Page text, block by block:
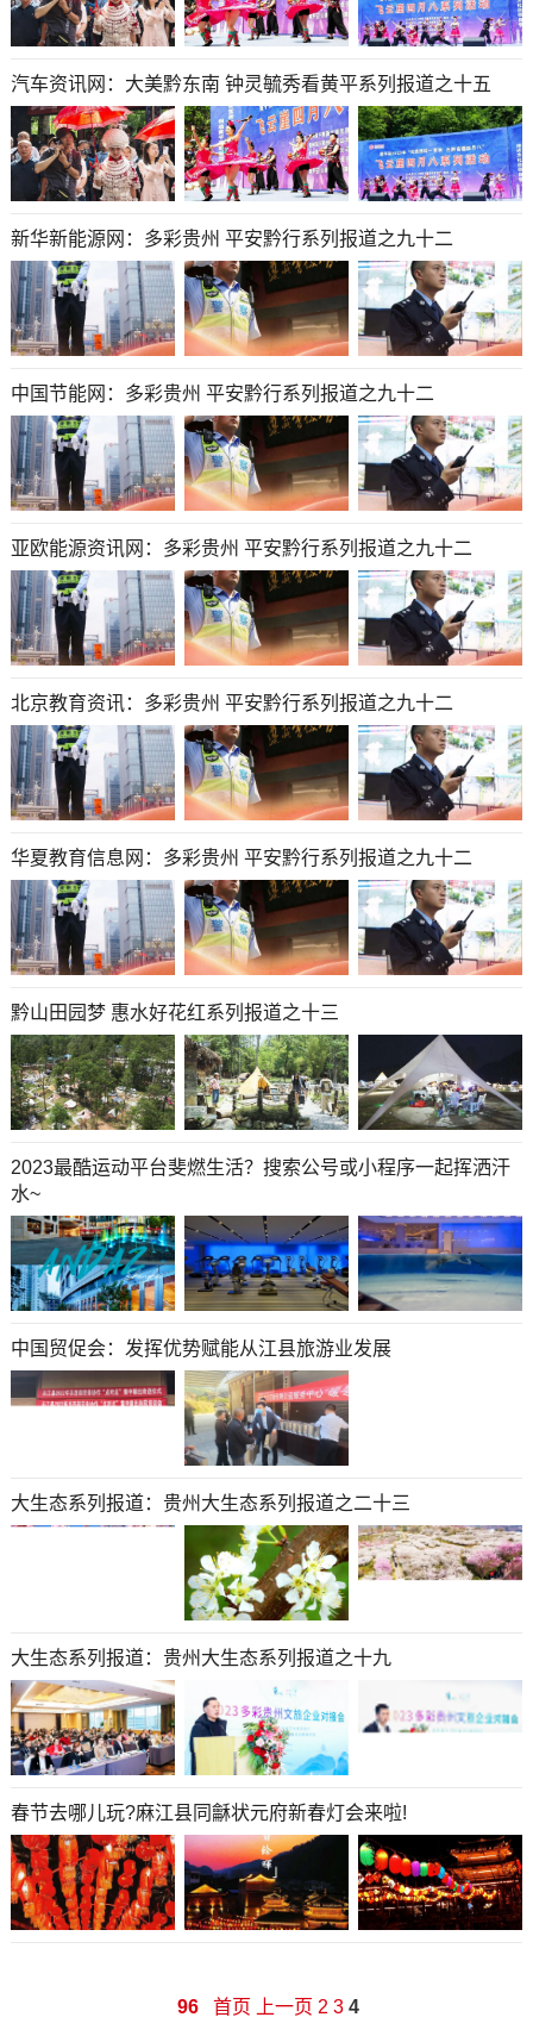
汽车资讯网：大美黔东南 钟灵毓秀看黄平系列报道之十五
新华新能源网：多彩贵州 平安黔行系列报道之九十二
中国节能网：多彩贵州 平安黔行系列报道之九十二
亚欧能源资讯网：多彩贵州 平安黔行系列报道之九十二
北京教育资讯：多彩贵州 平安黔行系列报道之九十二
华夏教育信息网：多彩贵州 平安黔行系列报道之九十二
黔山田园梦 惠水好花红系列报道之十三
2023最酷运动平台斐燃生活？搜索公号或小程序一起挥洒汗
水~
中国贸促会：发挥优势赋能从江县旅游业发展
大生态系列报道：贵州大生态系列报道之二十三
大生态系列报道：贵州大生态系列报道之十九
春节去哪儿玩?麻江县同龢状元府新春灯会来啦!
96 首页 上一页 2 3 4